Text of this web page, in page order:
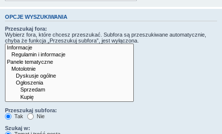
OPCJE WYSZUKIWANIA
Przeszukaj fora:
Wybierz fora, które chcesz przeszukać. Subfora są przeszukiwane automatycznie,
chyba że funkcja „Przeszukuj subfora”, jest wyłączona.
Przeszukaj subfora:
Tak
Nie
Szukaj w: